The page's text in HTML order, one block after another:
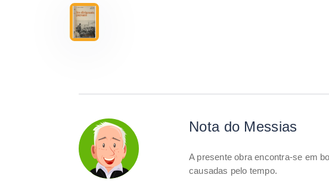
Nota do Messias
A presente obra encontra-se em
causadas pelo tempo.